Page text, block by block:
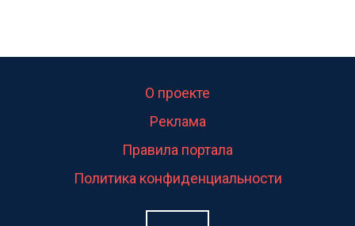
О проекте
Реклама
Правила портала
Политика конфиденциальности